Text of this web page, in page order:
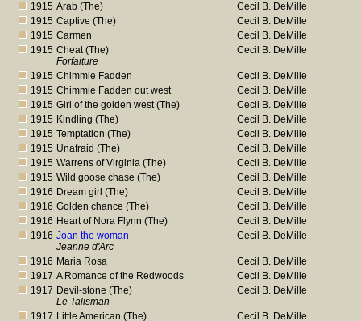
1915 Arab (The)
Cecil B. DeMille
1915 Captive (The)
Cecil B. DeMille
1915 Carmen
Cecil B. DeMille
1915 Cheat (The)
Forfaiture
Cecil B. DeMille
1915 Chimmie Fadden
Cecil B. DeMille
1915 Chimmie Fadden out west
Cecil B. DeMille
1915 Girl of the golden west (The)
Cecil B. DeMille
1915 Kindling (The)
Cecil B. DeMille
1915 Temptation (The)
Cecil B. DeMille
1915 Unafraid (The)
Cecil B. DeMille
1915 Warrens of Virginia (The)
Cecil B. DeMille
1915 Wild goose chase (The)
Cecil B. DeMille
1916 Dream girl (The)
Cecil B. DeMille
1916 Golden chance (The)
Cecil B. DeMille
1916 Heart of Nora Flynn (The)
Cecil B. DeMille
1916 Joan the woman
Jeanne d'Arc
Cecil B. DeMille
1916 Maria Rosa
Cecil B. DeMille
1917 A Romance of the Redwoods
Cecil B. DeMille
1917 Devil-stone (The)
Le Talisman
Cecil B. DeMille
1917 Little American (The)
Cecil B. DeMille